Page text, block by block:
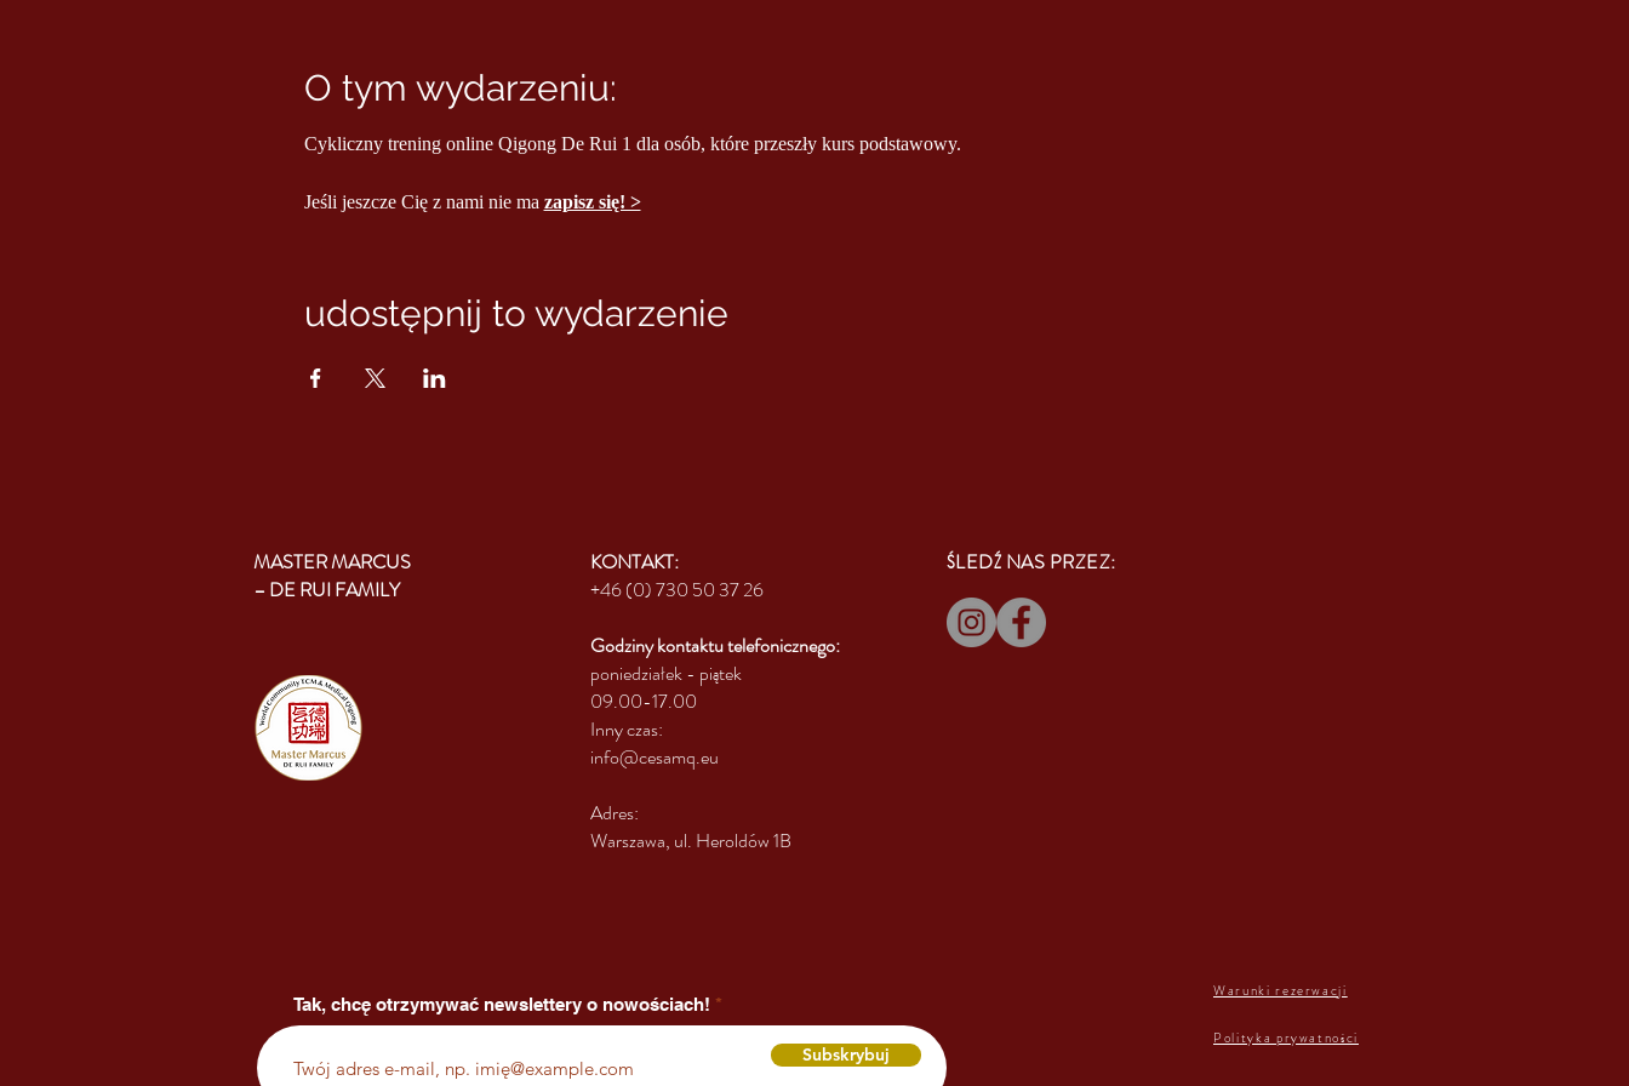
O tym wydarzeniu:
Cykliczny trening online Qigong De Rui 1 dla osób, które przeszły kurs podstawowy.
Jeśli jeszcze Cię z nami nie ma zapisz się! >
udostępnij to wydarzenie
KONTAKT:
+46 (0) 730 50 37 26
Godziny kontaktutelefonicznego:
poniedziałek - piątek
09.00-17.00
Inny czas:
info@cesamq.eu
Adres:
Warszawa, ul. Heroldów 1B
MASTER MARCUS
– DE RUI FAMILY
ŚLEDŹ NAS PRZEZ:
Tak, chcę otrzymywać newslettery o nowościach!
Subskrybuj
Warunki rezerwacji
Polityka prywatności